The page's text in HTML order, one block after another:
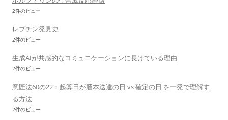
2件のビュー
レプチン発見史
2件のビュー
生成AIが共感的なコミュニケーションに長けている理由
2件のビュー
意匠法60の22：起算日が謄本送達の日 vs 確定の日 を一発で理解す
る方法
2件のビュー